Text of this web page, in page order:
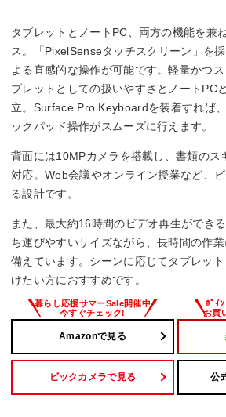
16GB
駆動時間
–
Microsoft 365 Personal(24か月版)/
タブレットとノートPC、両方の機能を兼
ス。「PixelSenseタッチスクリーン」を
よる直感的な操作が可能です。軽量かつ
ブレットとしての扱いやすさとノートPC
立。Surface Pro Keyboardを装着すれば
ックパッド操作がスムーズに行えます。
背面には10MPカメラを搭載し、書類のス
対応。Web会議やオンライン授業など、
る設計です。
また、最大約16時間のビデオ再生ができ
ち運びやすいサイズながら、長時間の作
備えています。シーンに応じてタブレッ
けたい方におすすめです。
Amazonで見る
ビックカメラで見る 公